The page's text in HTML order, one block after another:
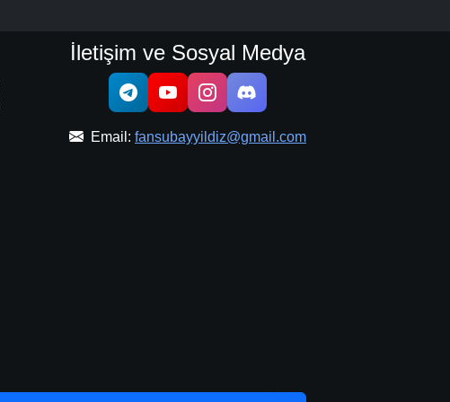
İletişim ve Sosyal Medya
Email: fansubayyildiz@gmail.com